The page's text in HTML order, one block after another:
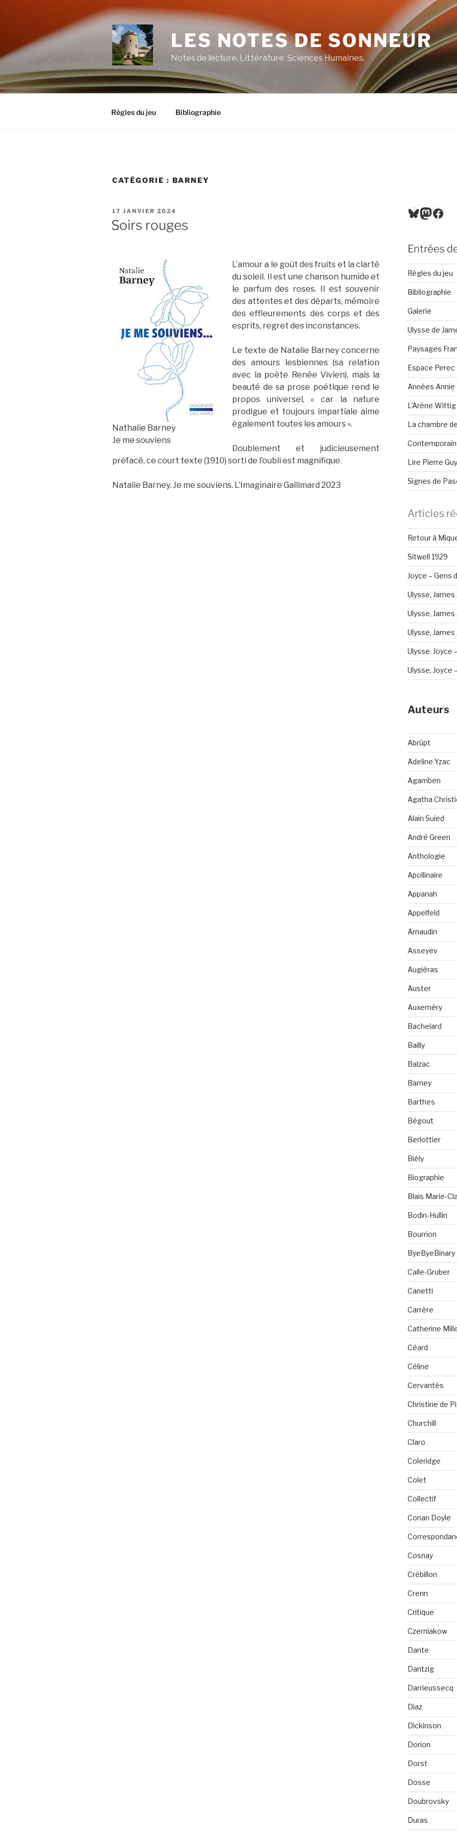
principal
LES NOTES DE SONNEUR
Notes de lecture. Littérature. Sciences Humaines.
Règles du jeu Bibliographie
CATÉGORIE : BARNEY
PUBLIÉ
LE
17 JANVIER 2024
Soirs rouges
Nathalie Barney
Je me souviens
L’amour a le goût des fruits et la clarté
du soleil. Il est une chanson humide et
le parfum des roses. Il est souvenir
des attentes et des départs, mémoire
des effleurements des corps et des
esprits, regret des inconstances.
Le texte de Natalie Barney concerne
des amours lesbiennes (sa relation
avec la poète Renée Vivien), mais la
beauté de sa prose poétique rend le
propos universel, « car la nature
prodigue et toujours impartiale aime
également toutes les amours ».
Doublement et judicieusement
préfacé, ce court texte (1910) sorti de l’oubli est magnifique.
Natalie Barney. Je me souviens. L’Imaginaire Gallimard 2023
Bluesky
Entrées
Règles du jeu
Bibliographie
Galerie
Ulysse de
Paysages
Espace Perec
Années Annie
L'Arène Wittig
La chambre
Lire Pierre
Signes de
Articles
Retour à
Sitwell 1929
Joyce – Gens
Ulysse, James
Ulysse, James
Ulysse, James
Ulysse. Joyce
Ulysse, Joyce
Auteurs
Abrüpt
Adeline Yzac
Agamben
Agatha
Alain Suied
André Green
Anthologie
Apollinaire
Appanah
Appelfeld
Arnaudin
Asseyev
Augiéras
Auster
Auxeméry
Bachelard
Bailly
Balzac
Barney
Barthes
Bégout
Berlottier
Biély
Biographie
Blais Marie-
Bodin-Hullin
Bourrion
ByeByeBinary
Calle-Gruber
Canetti
Carrère
Catherine
Céard
Céline
Cervantès
Christine de
Churchill
Claro
Coleridge
Colet
Collectif
Conan Doyle
Cosnay
Crébillon
Crenn
Critique
Czerniakow
Dante
Dantzig
Darrieussecq
Diaz
Dickinson
Dorion
Dorst
Dosse
Doubrovsky
Duras